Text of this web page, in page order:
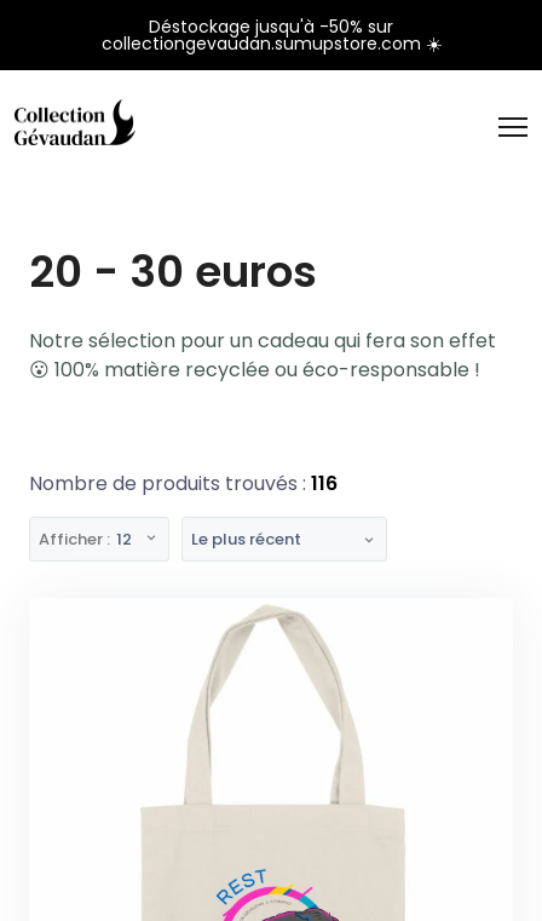
Déstockage jusqu'à -50% sur
collectiongevaudan.sumupstore.com ☀️
20 - 30 euros
Notre sélection pour un cadeau qui fera son effet
😮 100% matière recyclée ou éco-responsable !
Nombre de produits trouvés : 116
Afficher : 12 Le plus récent
Panneau de gestion des cookies